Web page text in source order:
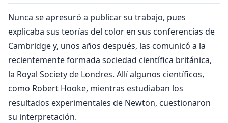
Nunca se apresuró a publicar su trabajo, pues
explicaba sus teorías del color en sus conferencias de
Cambridge y, unos años después, las comunicó a la
recientemente formada sociedad científica británica,
la Royal Society de Londres. Allí algunos científicos,
como Robert Hooke, mientras estudiaban los
resultados experimentales de Newton, cuestionaron
su interpretación.